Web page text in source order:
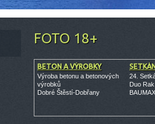
FOTO 18+
BETON A VÝROBKY
Výroba betonu a betonových
výrobků
Dobré Štěstí-Dobřany
24.
Duo